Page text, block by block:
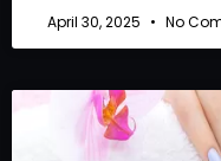
April 30, 2025 No